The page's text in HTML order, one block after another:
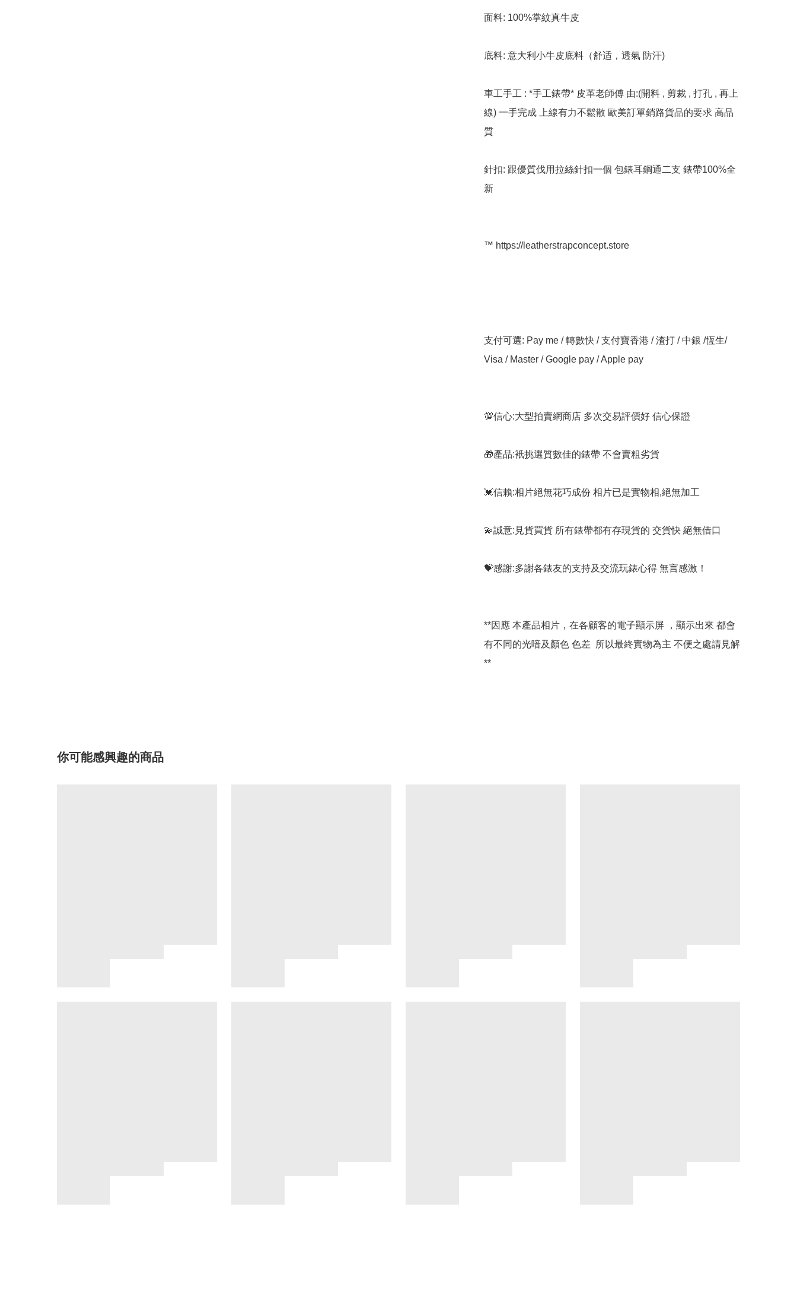
面料: 100%掌紋真牛皮
底料: 意大利小牛皮底料（舒适，透氣 防汗)
車工手工 : *手工錶帶* 皮革老師傅 由:(開料 , 剪裁 , 打孔 , 再上
線) 一手完成 上線有力不鬆散 歐美訂單銷路貨品的要求 高品
質
針扣: 跟優質伐用拉絲針扣一個 包錶耳鋼通二支 錶帶100%全
新
™️ https://leatherstrapconcept.store
支付可選: Pay me / 轉數快 / 支付寶香港 / 渣打 / 中銀 /恆生/
Visa / Master / Google pay / Apple pay
💯信心:大型拍賣網商店 多次交易評價好 信心保證
🎁產品:衹挑選質數佳的錶帶 不會賣粗劣貨
💓信賴:相片絕無花巧成份 相片已是實物相,絕無加工
💫誠意:見貨買貨 所有錶帶都有存現貨的 交貨快 絕無借口
💝感謝:多謝各錶友的支持及交流玩錶心得 無言感激！
**因應 本產品相片，在各顧客的電子顯示屏 ，顯示出來 都會
有不同的光喑及顏色 色差  所以最終實物為主 不便之處請見解
**
你可能感興趣的商品